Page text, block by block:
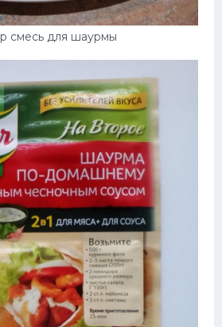
смесь для шаурмы